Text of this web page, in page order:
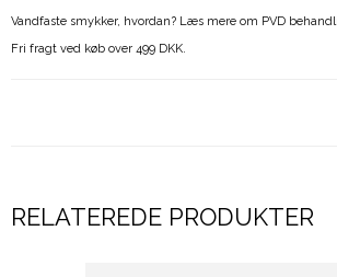
Vandfaste smykker, hvordan? Læs mere om PVD
Fri fragt ved køb over 499 DKK.
RELATEREDE PRODUKTER